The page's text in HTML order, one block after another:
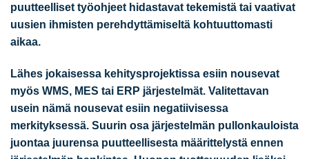
puutteelliset työohjeet hidastavat tekemistä tai vaativat
uusien ihmisten perehdyttämiseltä kohtuuttomasti
aikaa.
Lähes jokaisessa kehitysprojektissa esiin nousevat
myös WMS, MES tai ERP järjestelmät. Valitettavan
usein nämä nousevat esiin negatiivisessa
merkityksessä. Suurin osa järjestelmän pullonkauloista
juontaa juurensa puutteellisesta määrittelystä ennen